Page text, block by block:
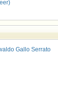
Gallo Serrato